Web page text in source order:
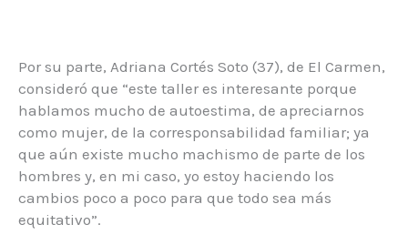
Por su parte, Adriana Cortés Soto (37), de El Carmen,
consideró que “este taller es interesante porque
hablamos mucho de autoestima, de apreciarnos
como mujer, de la corresponsabilidad familiar; ya
que aún existe mucho machismo de parte de los
hombres y, en mi caso, yo estoy haciendo los
cambios poco a poco para que todo sea más
equitativo”.